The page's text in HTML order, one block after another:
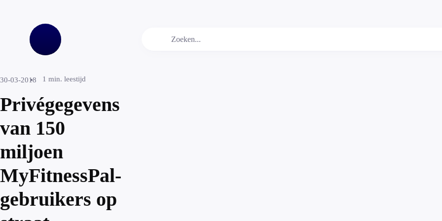
30-03-2018 1 min. leestijd
Privégegevens
van 150
miljoen
MyFitnessPal-
gebruikers op